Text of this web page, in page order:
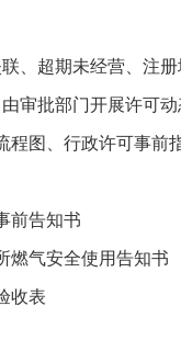
、超期未经营、注
审批部门开展许可
程图、行政许可事前
前告知书
燃气安全使用告知书
收表